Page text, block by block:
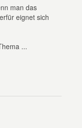
man das
eignet sich
...